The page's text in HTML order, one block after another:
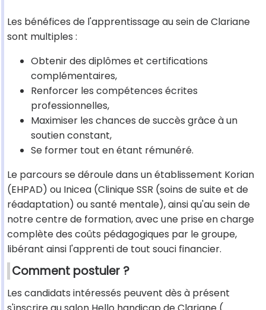
Les bénéfices de l'apprentissage au sein de Clariane
sont multiples :
Obtenir des diplômes et certifications
complémentaires,
Renforcer les compétences écrites
professionnelles,
Maximiser les chances de succès grâce à un
soutien constant,
Se former tout en étant rémunéré.
Le parcours se déroule dans un établissement Korian
(EHPAD) ou Inicea (Clinique SSR (soins de suite et de
réadaptation) ou santé mentale), ainsi qu'au sein de
notre centre de formation, avec une prise en charge
complète des coûts pédagogiques par le groupe,
libérant ainsi l'apprenti de tout souci financier.
Comment postuler ?
Les candidats intéressés peuvent dès à présent